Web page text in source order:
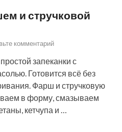
и стручковой
комментарий
запеканки с
Готовится всё без
Фарш и стручковую
в форму, смазываем
кетчупа и …